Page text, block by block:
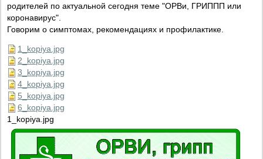
родителей по актуальной сегодня теме "ОРВи, ГРИППП или
коронавирус".
Говорим о симптомах, рекомендациях и профилактике.
1_kopiya.jpg
2_kopiya.jpg
3_kopiya.jpg
4_kopiya.jpg
5_kopiya.jpg
6_kopiya.jpg
1_kopiya.jpg